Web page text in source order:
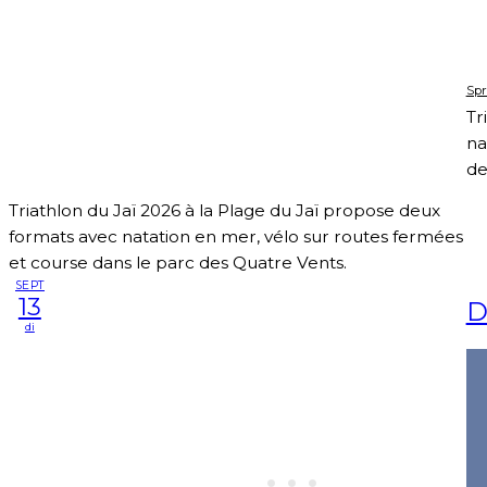
Triathlon du Jaï 2026 à la Plage du Jaï propose deux
formats avec natation en mer, vélo sur routes fermées
et course dans le parc des Quatre Vents.
SEPT
13
di